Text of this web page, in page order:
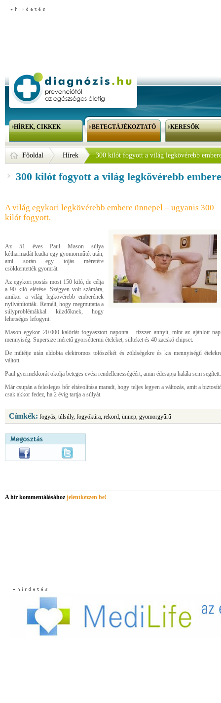
HÍREK, CIKKEK BETEGTÁJÉKOZTATÓ KERESŐK
Főoldal Hírek 300 kilót fogyott a világ legkövérebb
300 kilót fogyott a világ legkövérebb embere
A világ egykori legkövérebb embere ünnepel – ugyanis 300
kilót fogyott.
Az 51 éves Paul Mason súlya
kétharmadát leadta egy gyomorműtét után,
ami során egy tojás méretére
csökkentették gyomrát.
Az egykori postás most 150 kiló, de célja
a 90 kiló elérése. Szégyen volt számára,
amikor a világ legkövérebb emberének
nyilvánították. Reméli, hogy megmutatta a
súlyproblémákkal küzdőknek, hogy
lehetséges lefogyni.
Mason egykor 20.000 kalóriát fogyasztott naponta – tízszer annyit, mint az ajánlott
mennyiség. Supersize méretű gyorséttermi ételeket, sülteket és 40 zacskó chipset.
De műtétje után eldobta elektromos tolószékét és zöldségekre és kis mennyiségű
váltott.
Paul gyermekkorát okolja beteges evési rendellenességéért, amin édesapja halála sem segített.
Már csupán a felesleges bőr eltávolítása maradt, hogy teljes legyen a változás, amit a
csak akkor fedez, ha 2 évig tartja a súlyát.
Címkék: fogyás, túlsúly, fogyókúra, rekord, ünnep, gyomorgyűrű
A hír kommentálásához jelentkezzen be!